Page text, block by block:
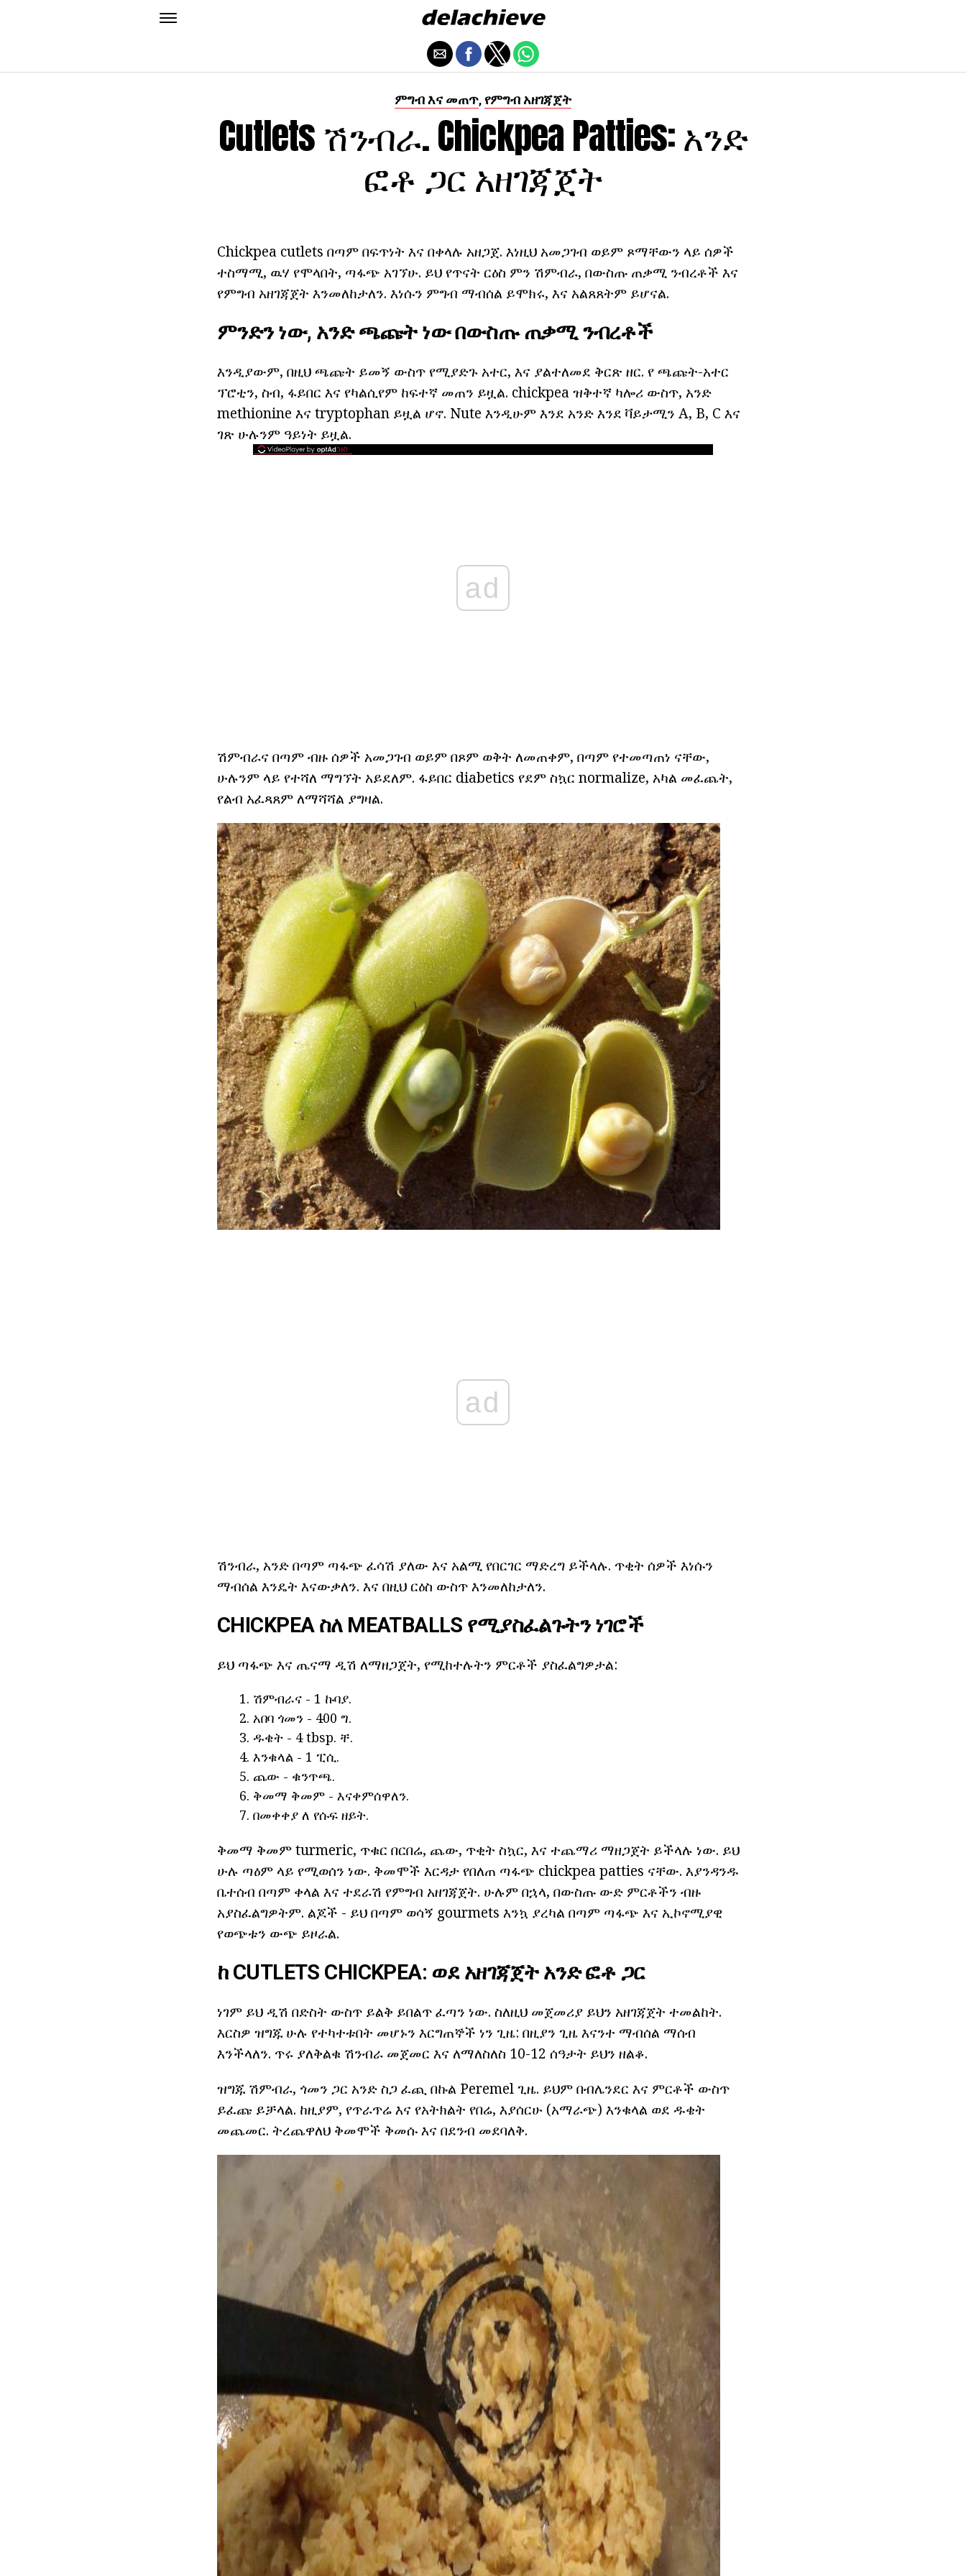
ምግብ እና መጠጥ, የምግብ አዘገጃጀት
Cutlets ሽንብራ. Chickpea Patties: አንድ
ፎቶ ጋር አዘገጃጀት
Chickpea cutlets በጣም በፍጥነት እና በቀላሉ አዘጋጀ. እነዚህ አመጋገብ ወይም ጾማቸውን ላይ ሰዎች
ተስማሚ, ዉሃ የሞላበት, ጣፋጭ አገኘሁ. ይህ የጥናት ርዕስ ምን ሽምብራ, በውስጡ ጠቃሚ ንብረቶች እና
የምግብ አዘገጃጀት እንመለከታለን. እነሱን ምግብ ማብሰል ይሞክሩ, እና አልጸጸትም ይሆናል.
ምንድን ነው, አንድ ጫጩት ነው በውስጡ ጠቃሚ ንብረቶች
እንዲያውም, በዚህ ጫጩት ይመኝ ውስጥ የሚያድጉ አተር, እና ያልተለመደ ቅርጽ ዘር. የ ጫጩት-አተር
ፕሮቲን, ስብ, ፋይበር እና የካልሲየም ከፍተኛ መጠን ይዟል. chickpea ዝቅተኛ ካሎሪ ውስጥ, አንድ
methionine እና tryptophan ይዟል ሆኖ. Nute እንዲሁም እንደ አንድ እንደ ቫይታሚን A, B, C እና
ገጽ ሁሉንም ዓይነት ይዟል.
ad
ሽምብራና በጣም ብዙ ሰዎች አመጋገብ ወይም በጾም ወቅት ለመጠቀም, በጣም የተመጣጠነ ናቸው,
ሁሉንም ላይ የተሻለ ማግኘት አይደለም. ፋይበር diabetics የደም ስኳር normalize, አካል መፈጨት,
የልብ አፈጻጸም ለማሻሻል ያግዛል.
ad
ሽንብራ, አንድ በጣም ጣፋጭ ፈሳሽ ያለው እና አልሚ የበርገር ማድረግ ይችላሉ. ጥቂት ሰዎች እነሱን
ማብሰል እንዴት እናውቃለን. እና በዚህ ርዕስ ውስጥ እንመለከታለን.
CHICKPEA ስለ MEATBALLS የሚያስፈልጉትን ነገሮች
ይህ ጣፋጭ እና ጤናማ ዲሽ ለማዘጋጀት, የሚከተሉትን ምርቶች ያስፈልግዎታል:
ሽምብራና - 1 ኩባያ.
አበባ ጎመን - 400 ግ.
ዱቄት - 4 tbsp. ቸ.
እንቁላል - 1 ፒሲ.
ጨው - ቁንጥጫ.
ቅመማ ቅመም - እናቀምሰዋለን.
በመቀቀያ ለ የሱፍ ዘይት.
ቅመማ ቅመም turmeric, ጥቁር በርበሬ, ጨው, ጥቂት ስኳር, እና ተጨማሪ ማዘጋጀት ይችላሉ ነው. ይህ
ሁሉ ጣዕም ላይ የሚወሰን ነው. ቅመሞች እርዳታ የበለጠ ጣፋጭ chickpea patties ናቸው. እያንዳንዱ
ቤተሰብ በጣም ቀላል እና ተደራሽ የምግብ አዘገጃጀት. ሁሉም በኋላ, በውስጡ ውድ ምርቶችን ብዙ
አያስፈልግዎትም. ልጆች - ይህ በጣም ወሳኝ gourmets እንኳ ያረካል በጣም ጣፋጭ እና ኢኮኖሚያዊ
የወጭቱን ውጭ ይዞራል.
ከ CUTLETS CHICKPEA: ወደ አዘገጃጀትአንድ ፎቶ ጋር
ነገም ይህ ዲሽ በድስት ውስጥ ይልቅ ይበልጥ ፈጣን ነው. ስለዚህ መጀመሪያ ይህን አዘገጃጀት ተመልከት.
እርስዎ ዝግጁ ሁሉ የተካተቱበት መሆኑን እርግጠኞች ነን ጊዜ: በዚያን ጊዜ እናንተ ማብሰል ማሰብ
እንችላለን. ጥሩ ያለቅልቁ ሽንብራ መጀመር እና ለማለስለስ 10-12 ሰዓታት ይህን ዘልቆ.
ዝግጁ ሽምብራ, ጎመን ጋር አንድ ስጋ ፈጪ በኩል Peremel ጊዜ. ይህም በብሌንደር እና ምርቶች ውስጥ
ይፈጩ ይቻላል. ከዚያም, የጥራጥሬ እና የአትክልት የበሬ, እያሰርሁ (አማራጭ) እንቁላል ወደ ዱቄት
መጨመር. ትረጨዋለህ ቅመሞች ቅመሱ እና በደንብ መደባለቅ.